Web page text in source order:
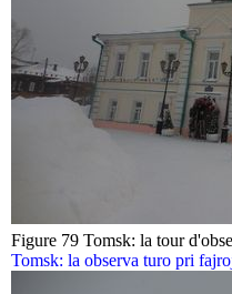
Figure 79 Tomsk: la tour
Tomsk: la observa turo pri